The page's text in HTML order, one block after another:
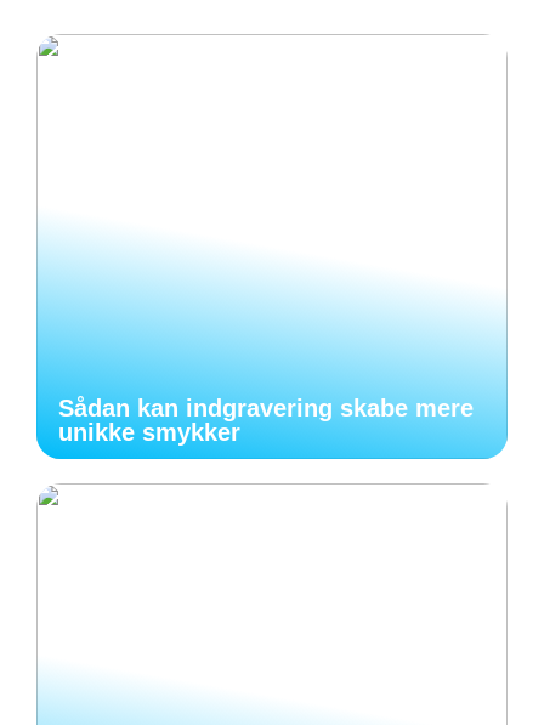
Sådan kan indgravering skabe mere
unikke smykker